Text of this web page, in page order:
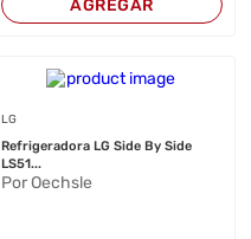
AGREGAR
LG
Refrigeradora LG Side By Side
LS51...
Por Oechsle